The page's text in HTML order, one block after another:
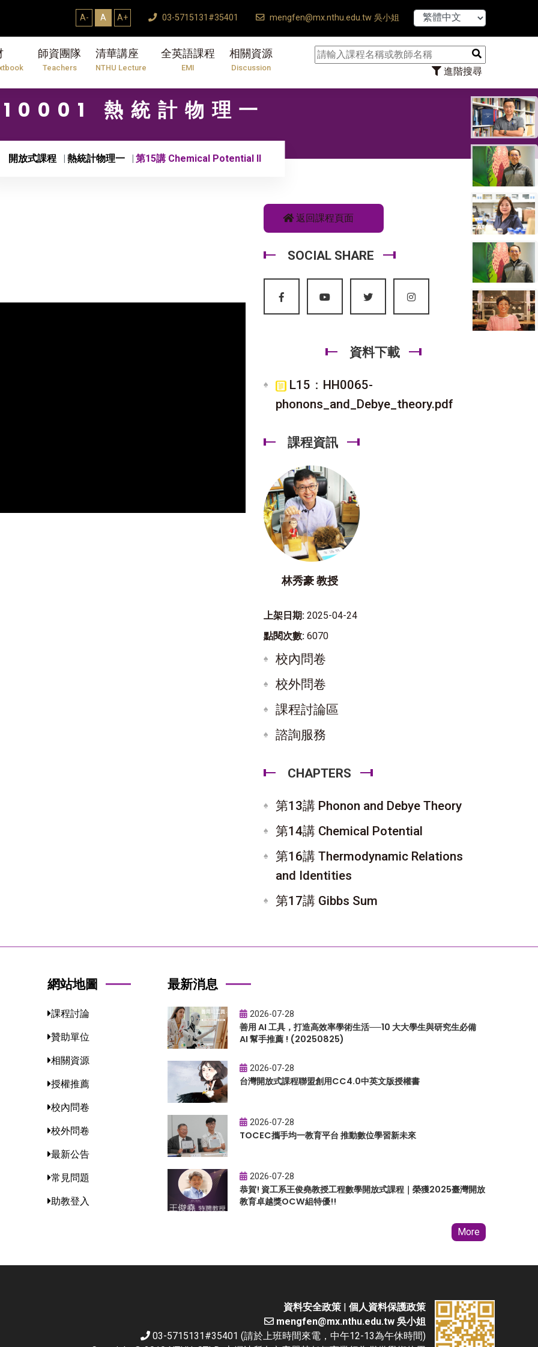
A- A A+ 03-5715131#35401 mengfen@mx.nthu.edu.tw 吳小姐
師資團隊
Teachers
清華講座
NTHU Lecture
全英語課程
EMI
相關資源
Discussion 進階搜尋
【7/31】
10001 熱統計物理一
開放式課程 熱統計物理一 第15講 Chemical Potential II
返回課程頁面
SOCIAL SHARE
資料下載
L15：HH0065-
phonons_and_Debye_theory.pdf
課程資訊
林秀豪 教授
上架日期: 2025-04-24
點閱次數: 6070
校內問卷
校外問卷
課程討論區
諮詢服務
CHAPTERS
第13講 Phonon and Debye Theory
第14講 Chemical Potential
第16講 Thermodynamic Relations
and Identities
第17講 Gibbs Sum
網站地圖
課程討論
贊助單位
相關資源
授權推薦
校內問卷
校外問卷
最新公告
常見問題
助教登入
最新消息
2026-07-28
善用 AI 工具，打造高效率學術生活──10 大大學生與研究生必備
AI 幫手推薦 ! (20250825)
2026-07-28
台灣開放式課程聯盟創用CC4.0中英文版授權書
2026-07-28
TOCEC攜手均一教育平台 推動數位學習新未來
2026-07-28
恭賀! 資工系王俊堯教授工程數學開放式課程｜榮獲2025臺灣開放
教育卓越獎OCW組特優!!
More
資料安全政策 | 個人資料保護政策
mengfen@mx.nthu.edu.tw 吳小姐
03-5715131#35401 (請於上班時間來電，中午12-13為午休時間)